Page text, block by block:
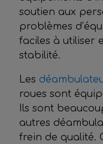
soutien aux
problèmes
faciles à utiliser
stabilité.
Les
roues sont
Ils sont
autres
frein de qualité.